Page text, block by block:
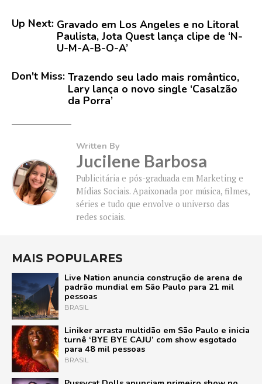
Up Next: Gravado em Los Angeles e no Litoral
Paulista, Jota Quest lança clipe de ‘N-
U-M-A-B-O-A’
Don't Miss: Trazendo seu lado mais romântico,
Lary lança o novo single ‘Casalzão
da Porra’
Written By
Jucilene Barbosa
Publicitária e pós-graduada em Marketing e
Mídias Sociais. Apaixonada por música, filmes,
séries e tudo que envolve o universo das
redes sociais.
MAIS POPULARES
Live Nation anuncia construção de arena de
padrão mundial em São Paulo para 21 mil
pessoas
BRASIL
Liniker arrasta multidão em São Paulo e inicia
turnê ‘BYE BYE CAJU’ com show esgotado
para 48 mil pessoas
BRASIL